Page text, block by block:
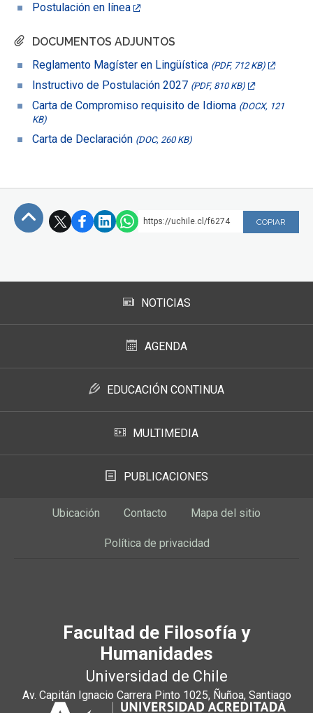
Postulación en línea
DOCUMENTOS ADJUNTOS
Reglamento Magíster en Lingüística (PDF, 712 KB)
Instructivo de Postulación 2027 (PDF, 810 KB)
Carta de Compromiso requisito de Idioma (DOCX, 121
KB)
Carta de Declaración (DOC, 260 KB)
https://uchile.cl/f6274 COPIAR
NOTICIAS
AGENDA
EDUCACIÓN CONTINUA
MULTIMEDIA
PUBLICACIONES
Ubicación Contacto Mapa del sitio
Política de privacidad
Facultad de Filosofía y
Humanidades
Universidad de Chile
Av. Capitán Ignacio Carrera Pinto 1025, Ñuñoa, Santiago